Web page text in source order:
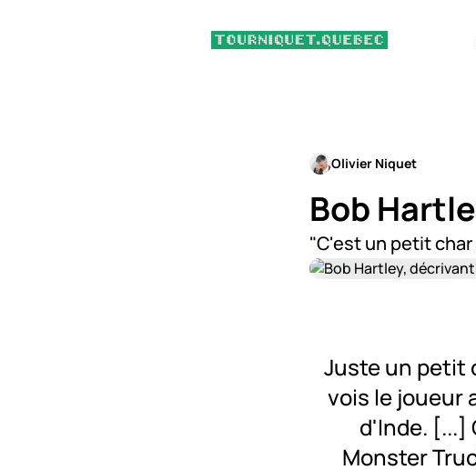
Olivier Niquet
Bob
"C'est un petit
Juste un petit
vois le joueur
d'Inde. [...]
Monster